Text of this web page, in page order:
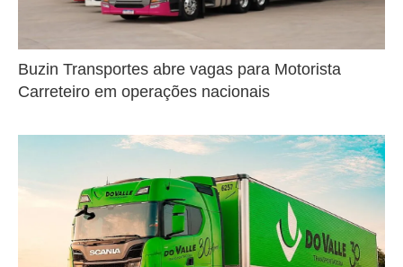
Buzin Transportes abre vagas para Motorista
Carreteiro em operações nacionais